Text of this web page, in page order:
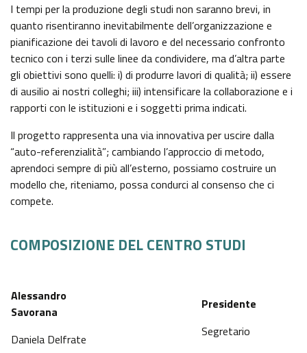
I tempi per la produzione degli studi non saranno brevi, in
quanto risentiranno inevitabilmente dell’organizzazione e
pianificazione dei tavoli di lavoro e del necessario confronto
tecnico con i terzi sulle linee da condividere, ma d’altra parte
gli obiettivi sono quelli: i) di produrre lavori di qualità; ii) essere
di ausilio ai nostri colleghi; iii) intensificare la collaborazione e i
rapporti con le istituzioni e i soggetti prima indicati.
Il progetto rappresenta una via innovativa per uscire dalla
“auto-referenzialità”; cambiando l’approccio di metodo,
aprendoci sempre di più all’esterno, possiamo costruire un
modello che, riteniamo, possa condurci al consenso che ci
compete.
COMPOSIZIONE DEL CENTRO STUDI
Alessandro
Savorana
Daniela Delfrate
Presidente
Segretario